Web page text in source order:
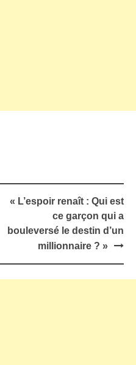
« L’espoir renaît : Qui est
ce garçon qui a
bouleversé le destin d’un
millionnaire ? »